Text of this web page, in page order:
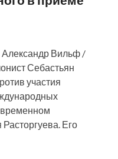
Вильф /
Себастьян
участия
временном
Его